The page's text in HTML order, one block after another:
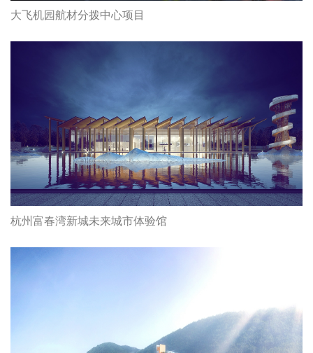
大飞机园航材分拨中心项目
杭州富春湾新城未来城市体验馆